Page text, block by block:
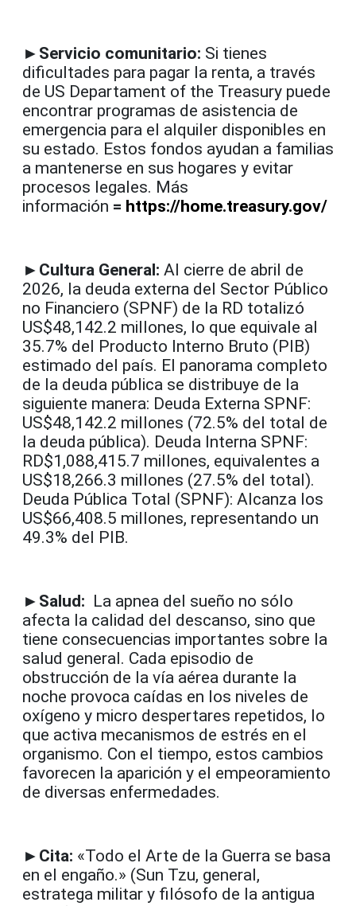
►Servicio comunitario: Si tienes
dificultades para pagar la renta, a través
de US Departament of the Treasury puede
encontrar programas de asistencia de
emergencia para el alquiler disponibles en
su estado. Estos fondos ayudan a familias
a mantenerse en sus hogares y evitar
procesos legales. Más
información = https://home.treasury.gov/
►Cultura General: Al cierre de abril de
2026, la deuda externa del Sector Público
no Financiero (SPNF) de la RD totalizó
US$48,142.2 millones, lo que equivale al
35.7% del Producto Interno Bruto (PIB)
estimado del país. El panorama completo
de la deuda pública se distribuye de la
siguiente manera: Deuda Externa SPNF:
US$48,142.2 millones (72.5% del total de
la deuda pública). Deuda Interna SPNF:
RD$1,088,415.7 millones, equivalentes a
US$18,266.3 millones (27.5% del total).
Deuda Pública Total (SPNF): Alcanza los
US$66,408.5 millones, representando un
49.3% del PIB.
►Salud: La apnea del sueño no sólo
afecta la calidad del descanso, sino que
tiene consecuencias importantes sobre la
salud general. Cada episodio de
obstrucción de la vía aérea durante la
noche provoca caídas en los niveles de
oxígeno y micro despertares repetidos, lo
que activa mecanismos de estrés en el
organismo. Con el tiempo, estos cambios
favorecen la aparición y el empeoramiento
de diversas enfermedades.
►Cita: «Todo el Arte de la Guerra se basa
en el engaño.» (Sun Tzu, general,
estratega militar y filósofo de la antigua